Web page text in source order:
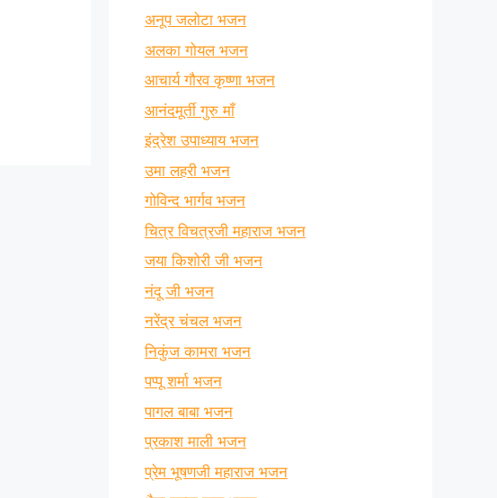
अनूप जलोटा भजन
अलका गोयल भजन
आचार्य गौरव कृष्णा भजन
आनंदमूर्ती गुरु माँ
इंद्रेश उपाध्याय भजन
उमा लहरी भजन
गोविन्द भार्गव भजन
चित्र विचत्रजी महाराज भजन
जया किशोरी जी भजन
नंदू जी भजन
नरेंद्र चंचल भजन
निकुंज कामरा भजन
पप्पू शर्मा भजन
पागल बाबा भजन
प्रकाश माली भजन
प्रेम भूषणजी महाराज भजन